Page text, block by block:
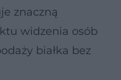
znaczną
widzenia osób
białka bez